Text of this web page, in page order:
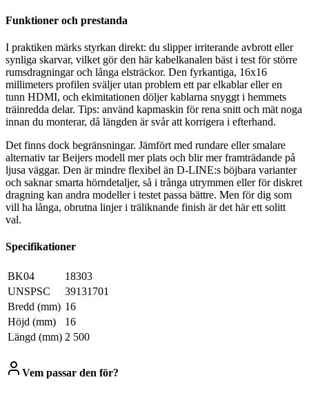
Funktioner och prestanda
I praktiken märks styrkan direkt: du slipper irriterande avbrott eller
synliga skarvar, vilket gör den här kabelkanalen bäst i test för större
rumsdragningar och långa elsträckor. Den fyrkantiga, 16x16
millimeters profilen sväljer utan problem ett par elkablar eller en
tunn HDMI, och ekimitationen döljer kablarna snyggt i hemmets
träinredda delar. Tips: använd kapmaskin för rena snitt och mät noga
innan du monterar, då längden är svår att korrigera i efterhand.
Det finns dock begränsningar. Jämfört med rundare eller smalare
alternativ tar Beijers modell mer plats och blir mer framträdande på
ljusa väggar. Den är mindre flexibel än D-LINE:s böjbara varianter
och saknar smarta hörndetaljer, så i trånga utrymmen eller för diskret
dragning kan andra modeller i testet passa bättre. Men för dig som
vill ha långa, obrutna linjer i träliknande finish är det här ett solitt
val.
Specifikationer
BK04
18303
UNSPSC
39131701
Bredd (mm) 16
Höjd (mm)
16
Längd (mm) 2 500
Vem passar den för?